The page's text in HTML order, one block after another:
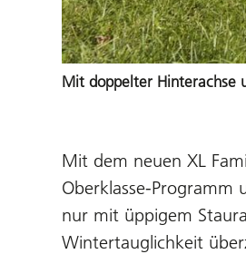
Mit doppelter Hinterachse
Mit dem neuen XL
Oberklasse-Programm
nur mit üppigem
Wintertauglichkeit